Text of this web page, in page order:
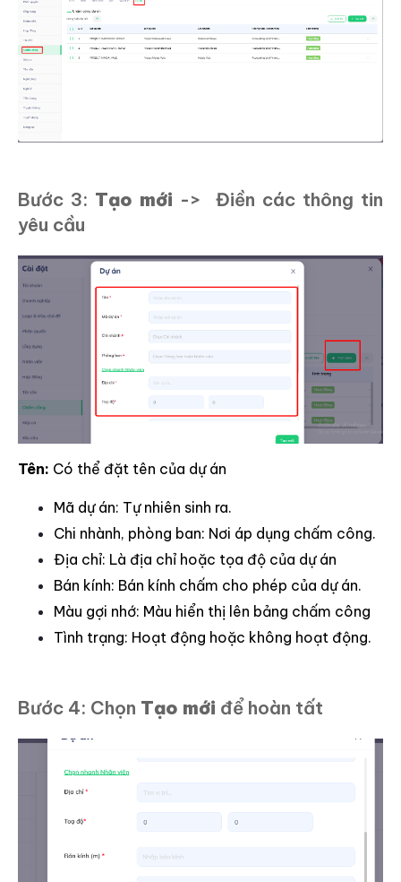
Bước 3: Tạo mới -> Điền các thông tin
yêu cầu
Tên: Có thể đặt tên của dự án
Mã dự án: Tự nhiên sinh ra.
Chi nhành, phòng ban: Nơi áp dụng chấm công.
Địa chỉ: Là địa chỉ hoặc tọa độ của dự án
Bán kính: Bán kính chấm cho phép của dự án.
Màu gợi nhớ: Màu hiển thị lên bảng chấm công
Tình trạng: Hoạt động hoặc không hoạt động.
Bước 4: Chọn Tạo mới để hoàn tất